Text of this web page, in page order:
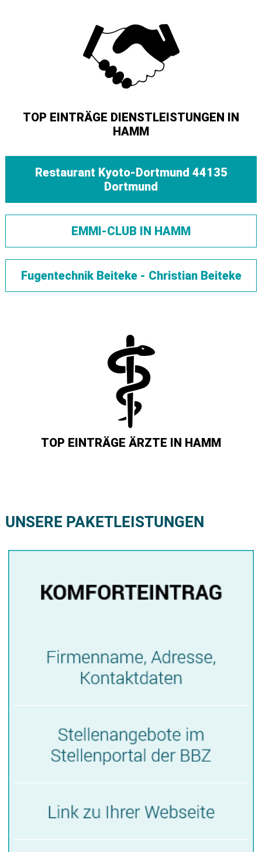
TOP EINTRÄGE DIENSTLEISTUNGEN IN
HAMM
Restaurant Kyoto-Dortmund 44135
Dortmund
EMMI-CLUB IN HAMM
Fugentechnik Beiteke - Christian Beiteke
TOP EINTRÄGE ÄRZTE IN HAMM
UNSERE PAKETLEISTUNGEN